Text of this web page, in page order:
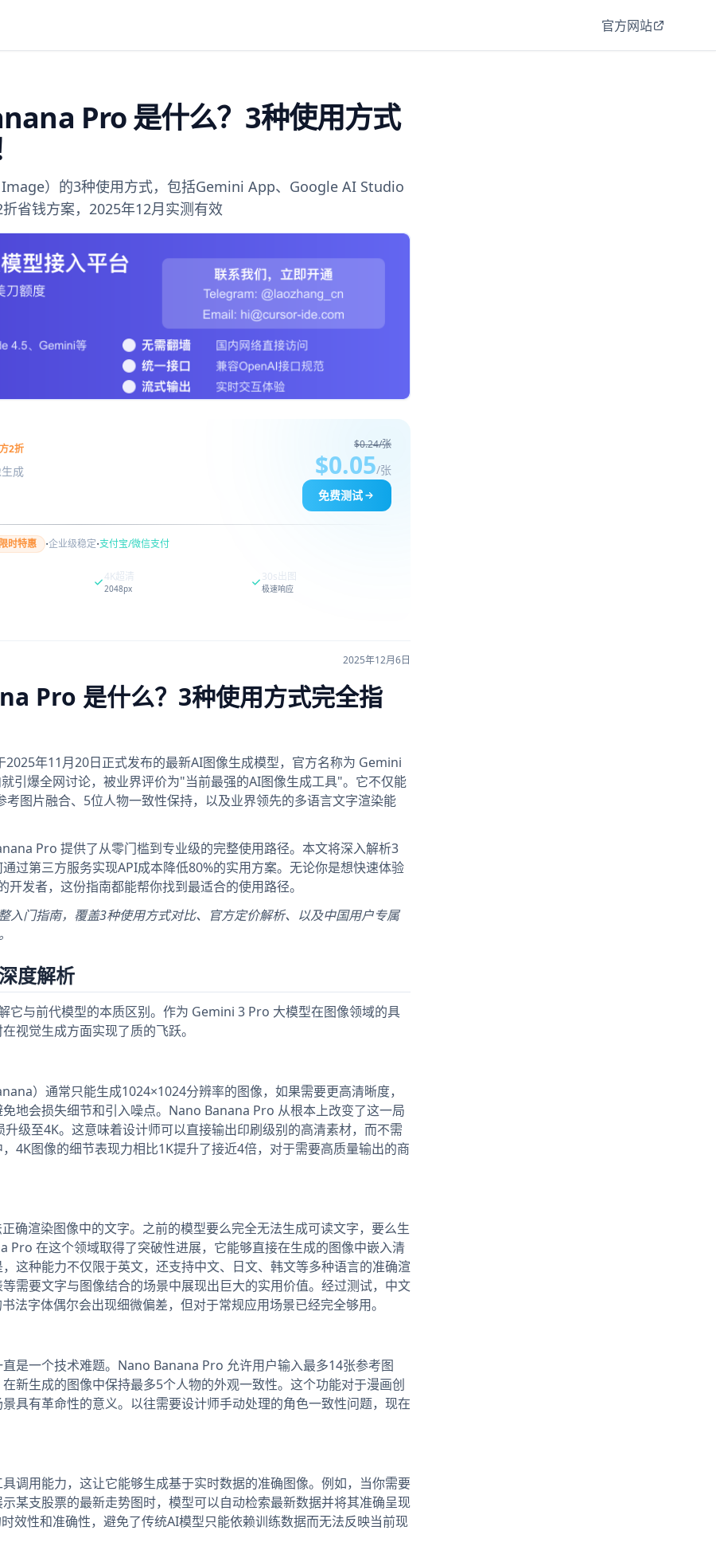
官方网站
Pro 是什么？3种使用方式
）的3种使用方式，包括Gemini App、Google AI Studio
省钱方案，2025年12月实测有效
2折
成
$0.24/张
$0.05/张
免费测试
限时特惠 ·企业级稳定·支付宝/微信支付
4K超清
2048px
30s出图
极速响应
2025年12月6日
Pro 是什么？3种使用方式完全指
年11月20日正式发布的最新AI图像生成模型，官方名称为 Gemini
引爆全网讨论，被业界评价为"当前最强的AI图像生成工具"。它不仅能
图片融合、5位人物一致性保持，以及业界领先的多语言文字渲染能
Pro 提供了从零门槛到专业级的完整使用路径。本文将深入解析3
过第三方服务实现API成本降低80%的实用方案。无论你是想快速体验
发者，这份指南都能帮你找到最适合的使用路径。
入门指南，覆盖3种使用方式对比、官方定价解析、以及中国用户专属
度解析
与前代模型的本质区别。作为 Gemini 3 Pro 大模型在图像领域的具
视觉生成方面实现了质的飞跃。
）通常只能生成1024×1024分辨率的图像，如果需要更高清晰度，
地会损失细节和引入噪点。Nano Banana Pro 从根本上改变了这一局
级至4K。这意味着设计师可以直接输出印刷级别的高清素材，而不需
4K图像的细节表现力相比1K提升了接近4倍，对于需要高质量输出的商
确渲染图像中的文字。之前的模型要么完全无法生成可读文字，要么生
Pro 在这个领域取得了突破性进展，它能够直接在生成的图像中嵌入清
这种能力不仅限于英文，还支持中文、日文、韩文等多种语言的准确渲
需要文字与图像结合的场景中展现出巨大的实用价值。经过测试，中文
法字体偶尔会出现细微偏差，但对于常规应用场景已经完全够用。
是一个技术难题。Nano Banana Pro 允许用户输入最多14张参考图
新生成的图像中保持最多5个人物的外观一致性。这个功能对于漫画创
具有革命性的意义。以往需要设计师手动处理的角色一致性问题，现在
调用能力，这让它能够生成基于实时数据的准确图像。例如，当你需要
某支股票的最新走势图时，模型可以自动检索最新数据并将其准确呈现
效性和准确性，避免了传统AI模型只能依赖训练数据而无法反映当前现